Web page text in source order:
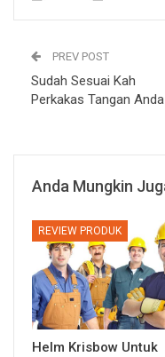
PREV POST
Sudah Sesuai Kah
Perkakas Tangan
Anda Mungkin
REVIEW PRODUK
Helm Krisbow Untuk